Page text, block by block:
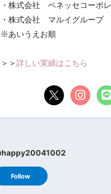
・株式会社 ベネッセコーポ
・株式会社 マルイグループ
※あいうえお順
＞＞ 詳しい実績はこちら